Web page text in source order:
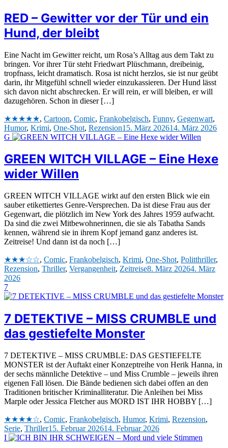
RED – Gewitter vor der Tür und ein
Hund, der bleibt
Eine Nacht im Gewitter reicht, um Rosa’s Alltag aus dem Takt zu
bringen. Vor ihrer Tür steht Friedwart Plüschmann, dreibeinig,
tropfnass, leicht dramatisch. Rosa ist nicht herzlos, sie ist nur geübt
darin, ihr Mitgefühl schnell wieder einzukassieren. Der Hund lässt
sich davon nicht abschrecken. Er will rein, er will bleiben, er will
dazugehören. Schon in dieser […]
★★★★★, Cartoon, Comic, Frankobelgisch, Funny, Gegenwart,
Humor, Krimi, One-Shot, Rezension15. März 202614. März 2026
G
GREEN WITCH VILLAGE – Eine Hexe
wider Willen
GREEN WITCH VILLAGE wirkt auf den ersten Blick wie ein
sauber etikettiertes Genre-Versprechen. Da ist diese Frau aus der
Gegenwart, die plötzlich im New York des Jahres 1959 aufwacht.
Da sind die zwei Mitbewohnerinnen, die sie als Tabatha Sands
kennen, während sie in ihrem Kopf jemand ganz anderes ist.
Zeitreise! Und dann ist da noch […]
★★★☆☆, Comic, Frankobelgisch, Krimi, One-Shot, Politthriller,
Rezension, Thriller, Vergangenheit, Zeitreise8. März 20264. März
2026
7
7 DETEKTIVE – MISS CRUMBLE und
das gestiefelte Monster
7 DETEKTIVE – MISS CRUMBLE: DAS GESTIEFELTE
MONSTER ist der Auftakt einer Konzeptreihe von Herik Hanna, in
der sechs männliche Detektive – und Miss Crumble – jeweils ihren
eigenen Fall lösen. Die Bände bedienen sich dabei offen an den
Traditionen britischer Kriminalliteratur. Die Anleihen bei Miss
Marple oder Jessica Fletcher aus MORD IST IHR HOBBY […]
★★★★☆, Comic, Frankobelgisch, Humor, Krimi, Rezension,
Serie, Thriller15. Februar 202614. Februar 2026
I